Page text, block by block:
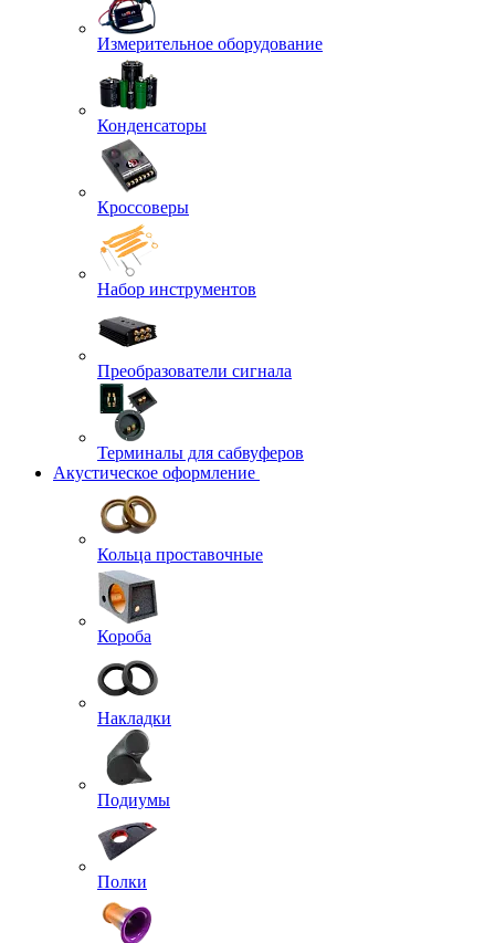
Измерительное оборудование
Конденсаторы
Кроссоверы
Набор инструментов
Преобразователи сигнала
Терминалы для сабвуферов
Акустическое оформление
Кольца проставочные
Короба
Накладки
Подиумы
Полки